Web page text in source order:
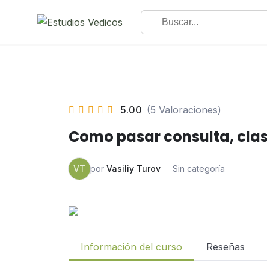
5.00 (5 Valoraciones)
Como pasar consulta,
VT por Vasiliy Turov Sin categoría
Información del curso Reseñas